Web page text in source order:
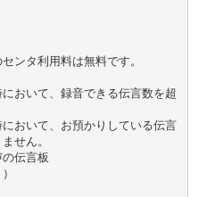
ンタ利用料は無料です。
において、録音できる伝言数を超
において、お預かりしている伝言
せん。
伝言板